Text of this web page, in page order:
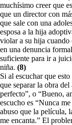
muchísimo creer que
que un director con
que sale con una
esposa a la hija
violar a su hija cuando
en una denuncia
suficiente para ir a
niña. (8)
Si al escuchar que
que separar la obra
perfecto”, o “Bueno,
escucho es “Nunca
abuso que la película,
me encanta.” El